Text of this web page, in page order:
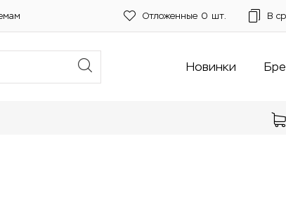
Отложенные 0 шт. В
Новинки